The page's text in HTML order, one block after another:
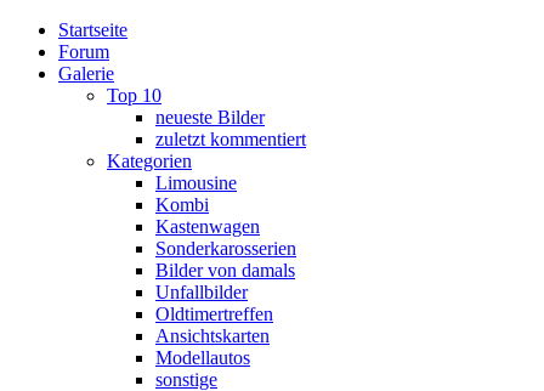
Startseite
Forum
Galerie
Top 10
neueste Bilder
zuletzt kommentiert
Kategorien
Limousine
Kombi
Kastenwagen
Sonderkarosserien
Bilder von damals
Unfallbilder
Oldtimertreffen
Ansichtskarten
Modellautos
sonstige